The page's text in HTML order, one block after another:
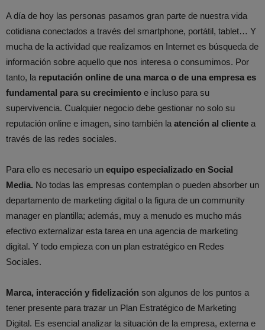
A día de hoy las personas pasamos gran parte de nuestra vida
cotidiana conectados a través del smartphone, portátil, tablet… Y
mucha de la actividad que realizamos en Internet es búsqueda de
información sobre aquello que nos interesa o consumimos. Por
tanto, la reputación online de una marca o de una empresa es
fundamental para su crecimiento e incluso para su
supervivencia. Cualquier negocio debe gestionar no solo su
reputación online e imagen, sino también la atención al cliente a
través de las redes sociales.
Para ello es necesario un equipo especializado en Social
Media. No todas las empresas contemplan o pueden absorber un
departamento de marketing digital o la figura de un community
manager en plantilla; además, muy a menudo es mucho más
efectivo externalizar esta tarea en una agencia de marketing
digital. Y todo empieza con un plan estratégico en Redes
Sociales.
Marca, interacción y fidelización son algunos de los puntos a
tener presente para trazar un Plan Estratégico de Marketing
Digital. Es esencial analizar la situación de la empresa, externa e